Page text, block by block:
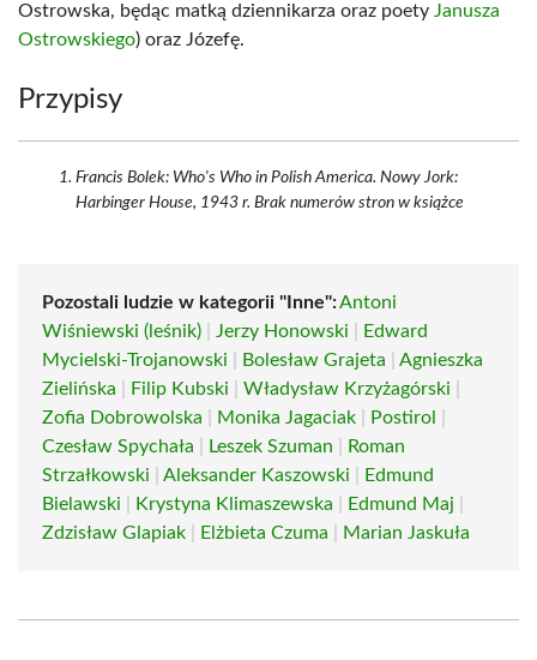
Ostrowska, będąc matką dziennikarza oraz poety Janusza
Ostrowskiego) oraz Józefę.
Przypisy
Francis Bolek: Who's Who in Polish America. Nowy Jork:
Harbinger House, 1943 r. Brak numerów stron w książce
Pozostali ludzie w kategorii "Inne":Antoni
Wiśniewski (leśnik)
Jerzy Honowski
Edward
Mycielski-Trojanowski
Bolesław Grajeta
Agnieszka
Zielińska
Filip Kubski Władysław Krzyżagórski
Zofia Dobrowolska
Monika Jagaciak Postirol
Czesław Spychała
Leszek Szuman
Roman
Strzałkowski
Aleksander Kaszowski
Edmund
Bielawski
Krystyna Klimaszewska Edmund Maj
Zdzisław Glapiak
Elżbieta Czuma Marian Jaskuła